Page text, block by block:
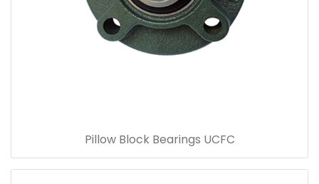
Pillow Block Bearings UCFC